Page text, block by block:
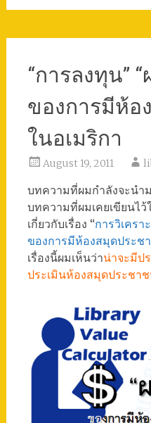
“การลงทุน”
ของการมีห้อ
ในอเมริกา
August 19, 2011
บทความที่ผมกำลังจะนำ
บทความที่ผมเคยเขียนไ
เกี่ยวกับเรื่อง “การวิเคร
ของการมีห้องสมุดประช
เรื่องนี้ผมเห็นว่าน่าจะมีป
ประเมินห้องสมุดประชา